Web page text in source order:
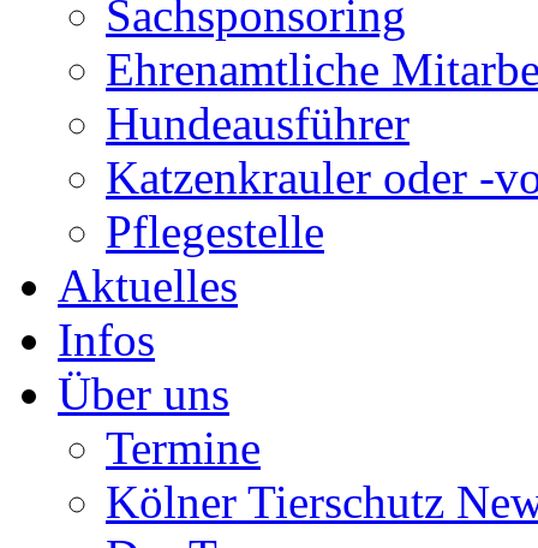
Sachsponsoring
Ehrenamtliche
Hundeausführer
Katzenkrauler oder -
Pflegestelle
Aktuelles
Infos
Über uns
Termine
Kölner Tierschutz